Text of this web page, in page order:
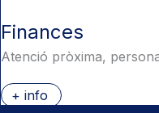
Finances
Atenció pròxima,
+ info